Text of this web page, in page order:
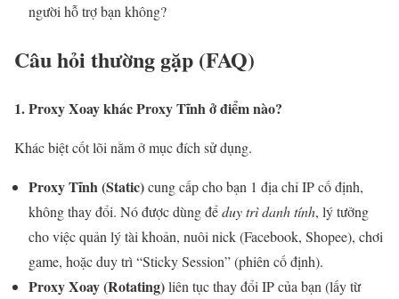
người hỗ trợ bạn không?
Câu hỏi thường gặp (FAQ)
1. Proxy Xoay khác Proxy Tĩnh ở điểm nào?
Khác biệt cốt lõi nằm ở mục đích sử dụng.
Proxy Tĩnh (Static)cung cấp cho bạn 1 địa chỉ IP cố định,
không thay đổi. Nó được dùng đểduy trì danh tính, lý tưởng
cho việc quản lý tài khoản, nuôi nick (Facebook, Shopee), chơi
game, hoặc duy trì “Sticky Session” (phiên cố định).
Proxy Xoay (Rotating)liên tục thay đổi IP của bạn (lấy từ